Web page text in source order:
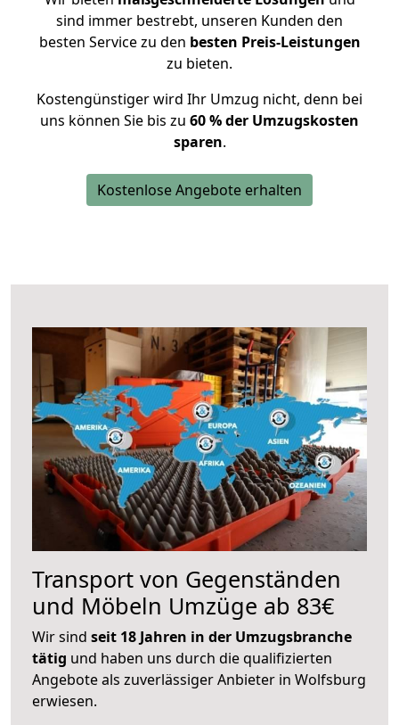
sind immer bestrebt, unseren Kunden den
besten Service zu den besten Preis-Leistungen
zu bieten.
Kostengünstiger wird Ihr Umzug nicht, denn bei
uns können Sie bis zu 60 % der Umzugskosten
sparen.
Kostenlose Angebote erhalten
Transport von Gegenständen
und Möbeln Umzüge ab 83€
Wir sind seit 18 Jahren in der Umzugsbranche
tätig und haben uns durch die qualifizierten
Angebote als zuverlässiger Anbieter in Wolfsburg
erwiesen.